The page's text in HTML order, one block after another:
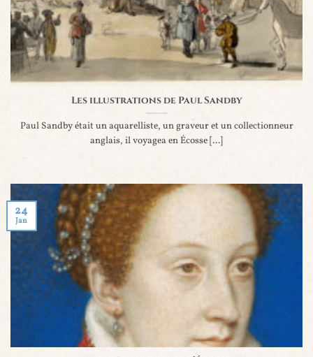
Les illustrations de Paul Sandby
Paul Sandby était un aquarelliste, un graveur et un collectionneur
anglais, il voyagea en Écosse [...]
24
Jan